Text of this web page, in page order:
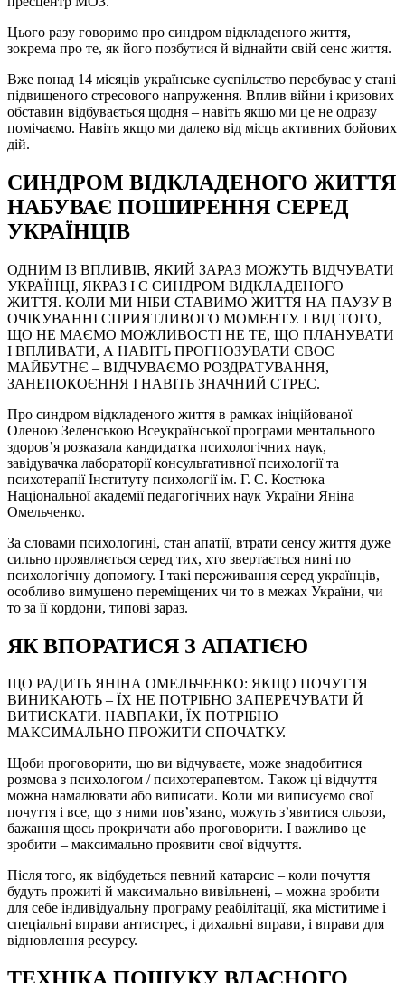
Цього разу говоримо про синдром відкладеного життя,
зокрема про те, як його позбутися й віднайти свій сенс життя.
Вже понад 14 місяців українське суспільство перебуває у стані
підвищеного стресового напруження. Вплив війни і кризових
обставин відбувається щодня – навіть якщо ми це не одразу
помічаємо. Навіть якщо ми далеко від місць активних бойових
дій.
СИНДРОМ ВІДКЛАДЕНОГО ЖИТТЯ
НАБУВАЄ ПОШИРЕННЯ СЕРЕД
УКРАЇНЦІВ
ОДНИМ ІЗ ВПЛИВІВ, ЯКИЙ ЗАРАЗ МОЖУТЬ ВІДЧУВАТИ
УКРАЇНЦІ, ЯКРАЗ І Є СИНДРОМ ВІДКЛАДЕНОГО
ЖИТТЯ. КОЛИ МИ НІБИ СТАВИМО ЖИТТЯ НА ПАУЗУ В
ОЧІКУВАННІ СПРИЯТЛИВОГО МОМЕНТУ. І ВІД ТОГО,
ЩО НЕ МАЄМО МОЖЛИВОСТІ НЕ ТЕ, ЩО ПЛАНУВАТИ
І ВПЛИВАТИ, А НАВІТЬ ПРОГНОЗУВАТИ СВОЄ
МАЙБУТНЄ – ВІДЧУВАЄМО РОЗДРАТУВАННЯ,
ЗАНЕПОКОЄННЯ І НАВІТЬ ЗНАЧНИЙ СТРЕС.
Про синдром відкладеного життя в рамках ініційованої
Оленою Зеленською Всеукраїнської програми ментального
здоровʼя розказала кандидатка психологічних наук,
завідувачка лабораторії консультативної психології та
психотерапії Інституту психології ім. Г. С. Костюка
Національної академії педагогічних наук України Яніна
Омельченко.
За словами психологині, стан апатії, втрати сенсу життя дуже
сильно проявляється серед тих, хто звертається нині по
психологічну допомогу. І такі переживання серед українців,
особливо вимушено переміщених чи то в межах України, чи
то за її кордони, типові зараз.
ЯК ВПОРАТИСЯ З АПАТІЄЮ
ЩО РАДИТЬ ЯНІНА ОМЕЛЬЧЕНКО: ЯКЩО ПОЧУТТЯ
ВИНИКАЮТЬ – ЇХ НЕ ПОТРІБНО ЗАПЕРЕЧУВАТИ Й
ВИТИСКАТИ. НАВПАКИ, ЇХ ПОТРІБНО
МАКСИМАЛЬНО ПРОЖИТИ СПОЧАТКУ.
Щоби проговорити, що ви відчуваєте, може знадобитися
розмова з психологом / психотерапевтом. Також ці відчуття
можна намалювати або виписати. Коли ми виписуємо свої
почуття і все, що з ними пов’язано, можуть з’явитися сльози,
бажання щось прокричати або проговорити. І важливо це
зробити – максимально проявити свої відчуття.
Після того, як відбудеться певний катарсис – коли почуття
будуть прожиті й максимально вивільнені, – можна зробити
для себе індивідуальну програму реабілітації, яка міститиме і
спеціальні вправи антистрес, і дихальні вправи, і вправи для
відновлення ресурсу.